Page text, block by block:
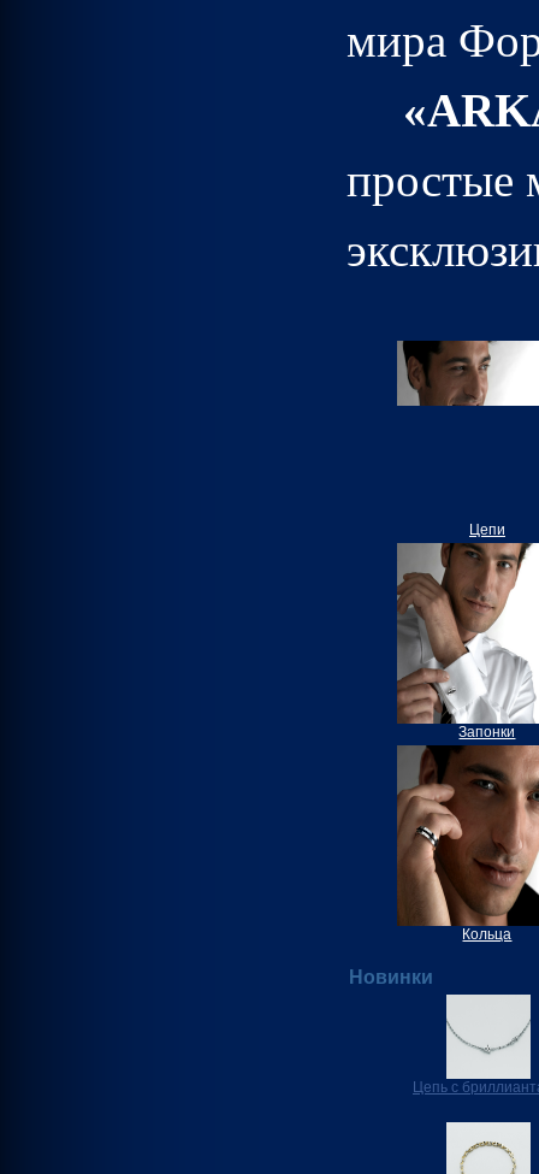
мира
«
простые
Цепи
Запонки
Кольца
Новинки
Цепь с